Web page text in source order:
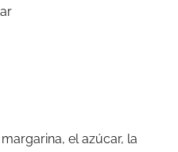
el azúcar, la